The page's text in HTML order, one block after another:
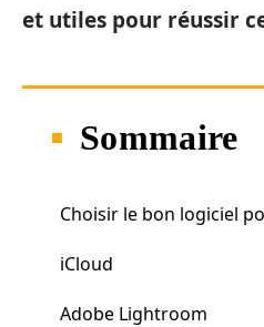
et utiles pour réussir
Sommaire
Choisir le bon logiciel
iCloud
Adobe Lightroom